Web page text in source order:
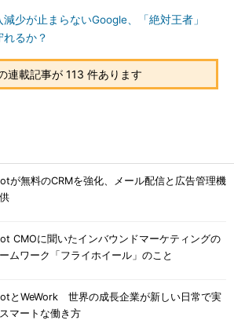
減少が止まらないGoogle、「絶対王者」
るか？
連載記事が 113 件あります
が無料のCRMを強化、メール配信と広告管理機
CMOに聞いたインバウンドマーケティングの
ムワーク「フライホイール」のこと
とWeWork 世界の成長企業が新しい日常で実
マートな働き方